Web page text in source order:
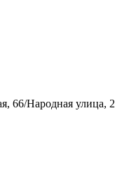
66/Народная улица, 2